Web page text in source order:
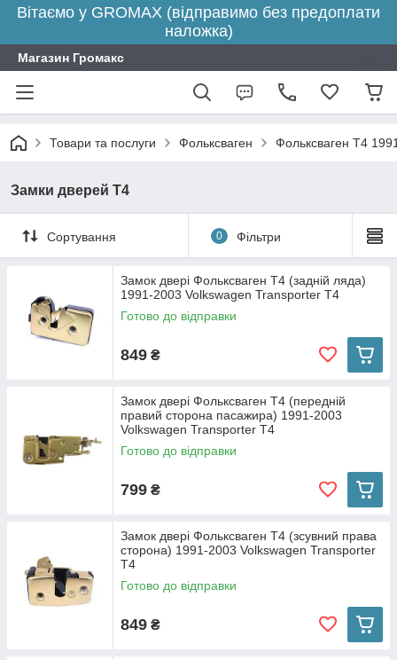
Вітаємо у GROMAX (відправимо без предоплати
наложка)
Магазин Громакс
Товари та послуги Фольксваген Фольксваген Т4
Замки дверей Т4
Сортування 0 Фільтри
Замок двері Фольксваген Т4 (задній ляда)
1991-2003 Volkswagen Transporter T4
Готово до відправки
849 ₴
Замок двері Фольксваген Т4 (передній
правий сторона пасажира) 1991-2003
Volkswagen Transporter T4
Готово до відправки
799 ₴
Замок двері Фольксваген Т4 (зсувний права
сторона) 1991-2003 Volkswagen Transporter
T4
Готово до відправки
849 ₴